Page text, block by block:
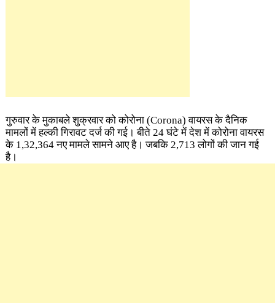
गुरुवार के मुकाबले शुक्रवार को कोरोना (Corona) वायरस के दैनिक
मामलों में हल्की गिरावट दर्ज की गई। बीते 24 घंटे में देश में कोरोना वायरस
के 1,32,364 नए मामले सामने आए है। जबकि 2,713 लोगों की जान गई
है।